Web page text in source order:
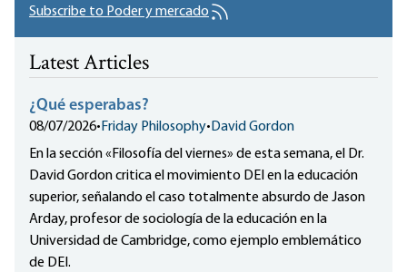
Subscribe to Poder y mercado
Latest Articles
¿Qué esperabas?
08/07/2026•Friday Philosophy•David Gordon
En la sección «Filosofía del viernes» de esta semana, el Dr.
David Gordon critica el movimiento DEI en la educación
superior, señalando el caso totalmente absurdo de Jason
Arday, profesor de sociología de la educación en la
Universidad de Cambridge, como ejemplo emblemático
de DEI.